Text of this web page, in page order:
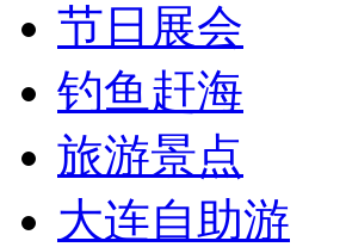
节日展会
钓鱼赶海
旅游景点
大连自助游